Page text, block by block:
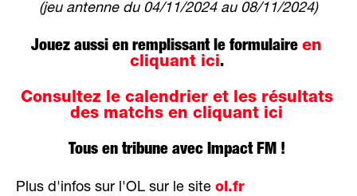
(jeu antenne du 04/11/2024 au 08/11/2024)
Jouez aussi en remplissant le formulaire en
cliquant ici.
Consultez le calendrier et les résultats
des matchs en cliquant ici
Tous en tribune avec Impact FM !
Plus d'infos sur l'OL sur le site ol.fr